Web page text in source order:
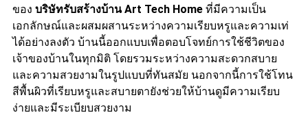
ของ บริษัทรับสร้างบ้าน Art Tech Homeที่มีความเป็น
เอกลักษณ์และผสมผสานระหว่างความเรียบหรูและความเท่
ได้อย่างลงตัว บ้านนี้ออกแบบเพื่อตอบโจทย์การใช้ชีวิตของ
เจ้าของบ้านในทุกมิติ โดยรวมระหว่างความสะดวกสบาย
และความสวยงามในรูปแบบที่ทันสมัย นอกจากนี้การใช้โทน
สีพื้นผิวที่เรียบหรูและสบายตายังช่วยให้บ้านดูมีความเรียบ
ง่ายและมีระเบียบสวยงาม